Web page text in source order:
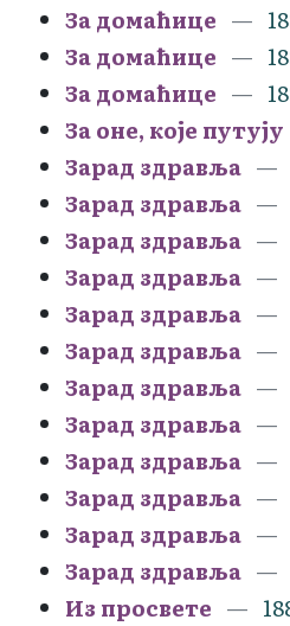
За домаћице
За домаћице
За домаћице
За оне, које путују
Зарад здравља
Зарад здравља
Зарад здравља
Зарад здравља
Зарад здравља
Зарад здравља
Зарад здравља
Зарад здравља
Зарад здравља
Зарад здравља
Зарад здравља
Зарад здравља
Из просвете